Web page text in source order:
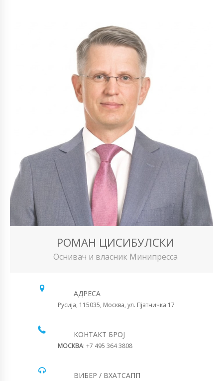
РОМАН ЦИСИБУЛСКИ
Оснивач и власник Минипресса
АДРЕСА
Русија, 115035, Москва, ул. Пјатничка 17
КОНТАКТ БРОЈ
МОСКВА: +7 495 364 3808
ВИБЕР / ВХАТСАПП